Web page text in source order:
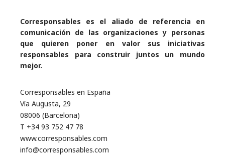
Corresponsables es el aliado de referencia en
comunicación de las organizaciones y personas
que quieren poner en valor sus iniciativas
responsables para construir juntos un mundo
mejor.
Corresponsables en España
Vía Augusta, 29
08006 (Barcelona)
T +34 93 752 47 78
www.corresponsables.com
info@corresponsables.com